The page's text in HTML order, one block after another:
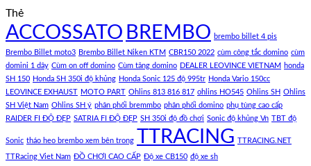
Thẻ
ACCOSSATO BREMBO brembo billet 4 pis
Brembo Billet moto3 Brembo Billet Niken KTM CBR150 2022 cùm công tắc domino cùm
domini 1 dây Cùm on off domino Cùm tăng domino DEALER LEOVINCE VIETNAM honda
SH 150 Honda SH 350i độ khủng Honda Sonic 125 độ 995tr Honda Vario 150cc
LEOVINCE EXHAUST MOTO PART Ohlins 813 816 817 ohlins HO545 Ohlins SH Ohlins
SH Việt Nam Ohlins SH ý phân phối bremmbo phân phối domino phụ tùng cao cấp
RAIDER FI ĐỘ ĐẸP SATRIA FI ĐỘ ĐẸP SH 350i độ đồ chơi Sonic độ khủng Vn TBT độ
Sonic tháo heo brembo xem bên trong TTRACING TTRACING.NET
TTRacing Viet Nam ĐỒ CHƠI CAO CẤP Độ xe CB150 độ xe sh